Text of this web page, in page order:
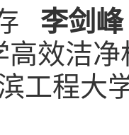
李剑峰
高效洁
工程大